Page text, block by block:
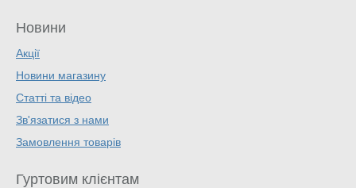
Новини
Акції
Новини магазину
Статті та відео
Зв'язатися з нами
Замовлення товарів
Гуртовим клієнтам